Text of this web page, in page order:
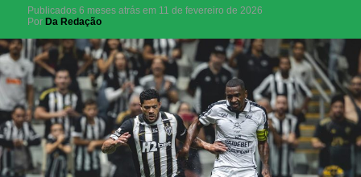
Publicados 6 meses atrás em 11 de fevereiro de 2026
Por Da Redação